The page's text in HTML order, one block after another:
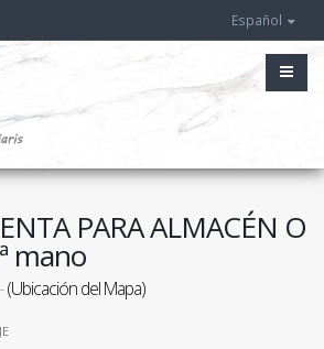
Español
PARA ALMACÉN O
mano
(Ubicación del Mapa)